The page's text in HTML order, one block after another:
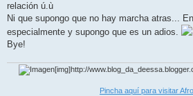
relación ú.ù
Ni que supongo que no hay marcha atras...
especialmente y supongo que es un adios.
Bye!
[img]http://
Pincha aquí para visitar